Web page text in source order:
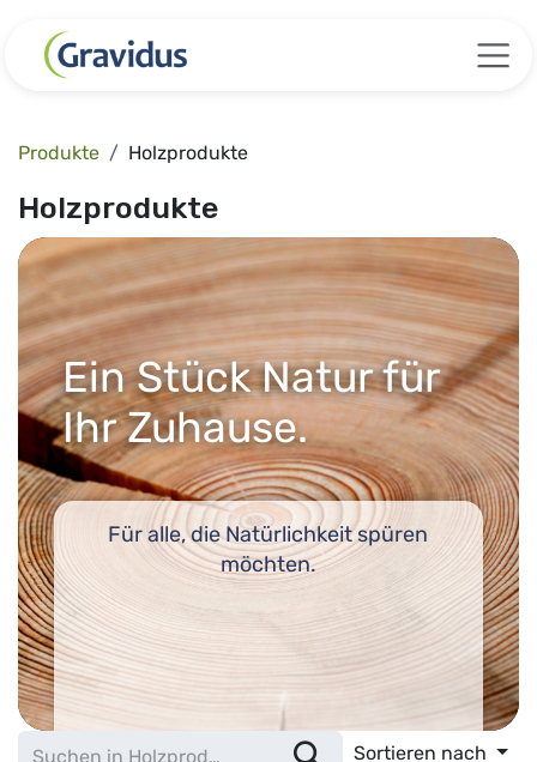
Produkte Holzprodukte
Holzprodukte
Ein Stück Natur für
Ihr Zuhause.
Für alle, die Natürlichkeit spüren
möchten.
Sortieren nach